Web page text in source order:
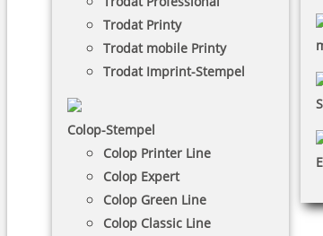
Trodat Printy
Trodat mobile Printy
Trodat Imprint-Stempel
Colop-Stempel
Colop Printer Line
Colop Expert
Colop Green Line
Colop Classic Line